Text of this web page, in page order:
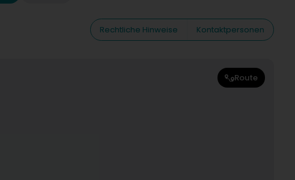
Rechtliche Hinweise
Kontaktpersonen
Route